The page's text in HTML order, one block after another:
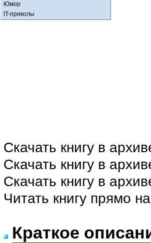
Юмор
IT-приколы
Скачать книгу в
Скачать книгу в
Скачать книгу в
Читать книгу прямо
Краткое